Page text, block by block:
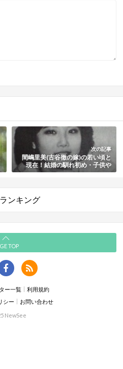
次の記事
間嶋里美(古谷徹の嫁)の若い頃と
現在！結婚の馴れ初め・子供や
孫・自宅もまとめ
ンキング
TOP
ー一覧
利用規約
シー
お問い合わせ
NewSee